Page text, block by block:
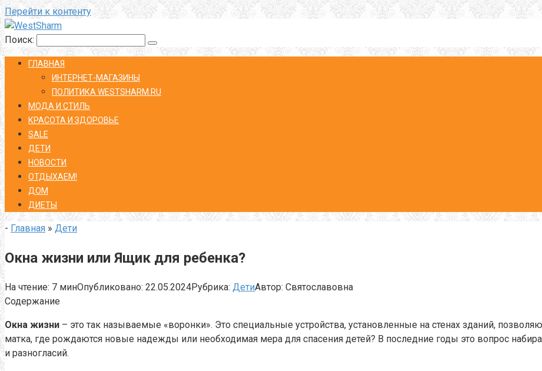
Перейти к контенту
Поиск:
ГЛАВНАЯ
ИНТЕРНЕТ-МАГАЗИНЫ
ПОЛИТИКА WESTSHARM.RU
МОДА И СТИЛЬ
КРАСОТА И ЗДОРОВЬЕ
SALE
ДЕТИ
НОВОСТИ
ОТДЫХАЕМ!
ДОМ
ДИЕТЫ
- Главная » Дети
Окна жизни или Ящик для ребенка?
На чтение: 7 минОпубликовано: 22.05.2024Рубрика: ДетиАвтор: Святославовна
Содержание
Окна жизни – это так называемые «воронки». Это специальные устройства, установленные на стенах зданий,
матка, где рождаются новые надежды или необходимая мера для спасения детей? В последние годы это вопрос
и разногласий.